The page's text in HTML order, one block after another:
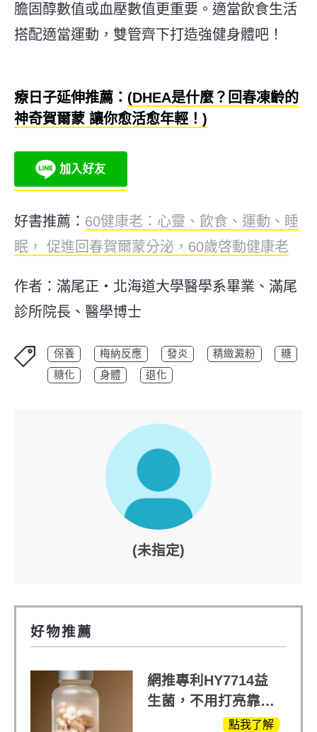
膽固醇數值或血壓數值更重要。適當飲食生活
搭配適當運動，雙管齊下打造強健身體吧！
療日子延伸推薦： (DHEA是什麼？回春凍齡的
神奇賀爾蒙 讓你愈活愈年輕！)
好書推薦： 60健康老：心靈、飲食、運動、睡
眠， 促進回春賀爾蒙分泌，60歲啓動健康老
作者：滿尾正・北海道大學醫學系畢業、滿尾
診所院長、醫學博士
保養 梅納反應 發炎 精緻澱粉
糖
糖化
身體 退化
(未指定)
好物推薦
網推專利HY7714益
生菌，不用打亮靠養
點我了解